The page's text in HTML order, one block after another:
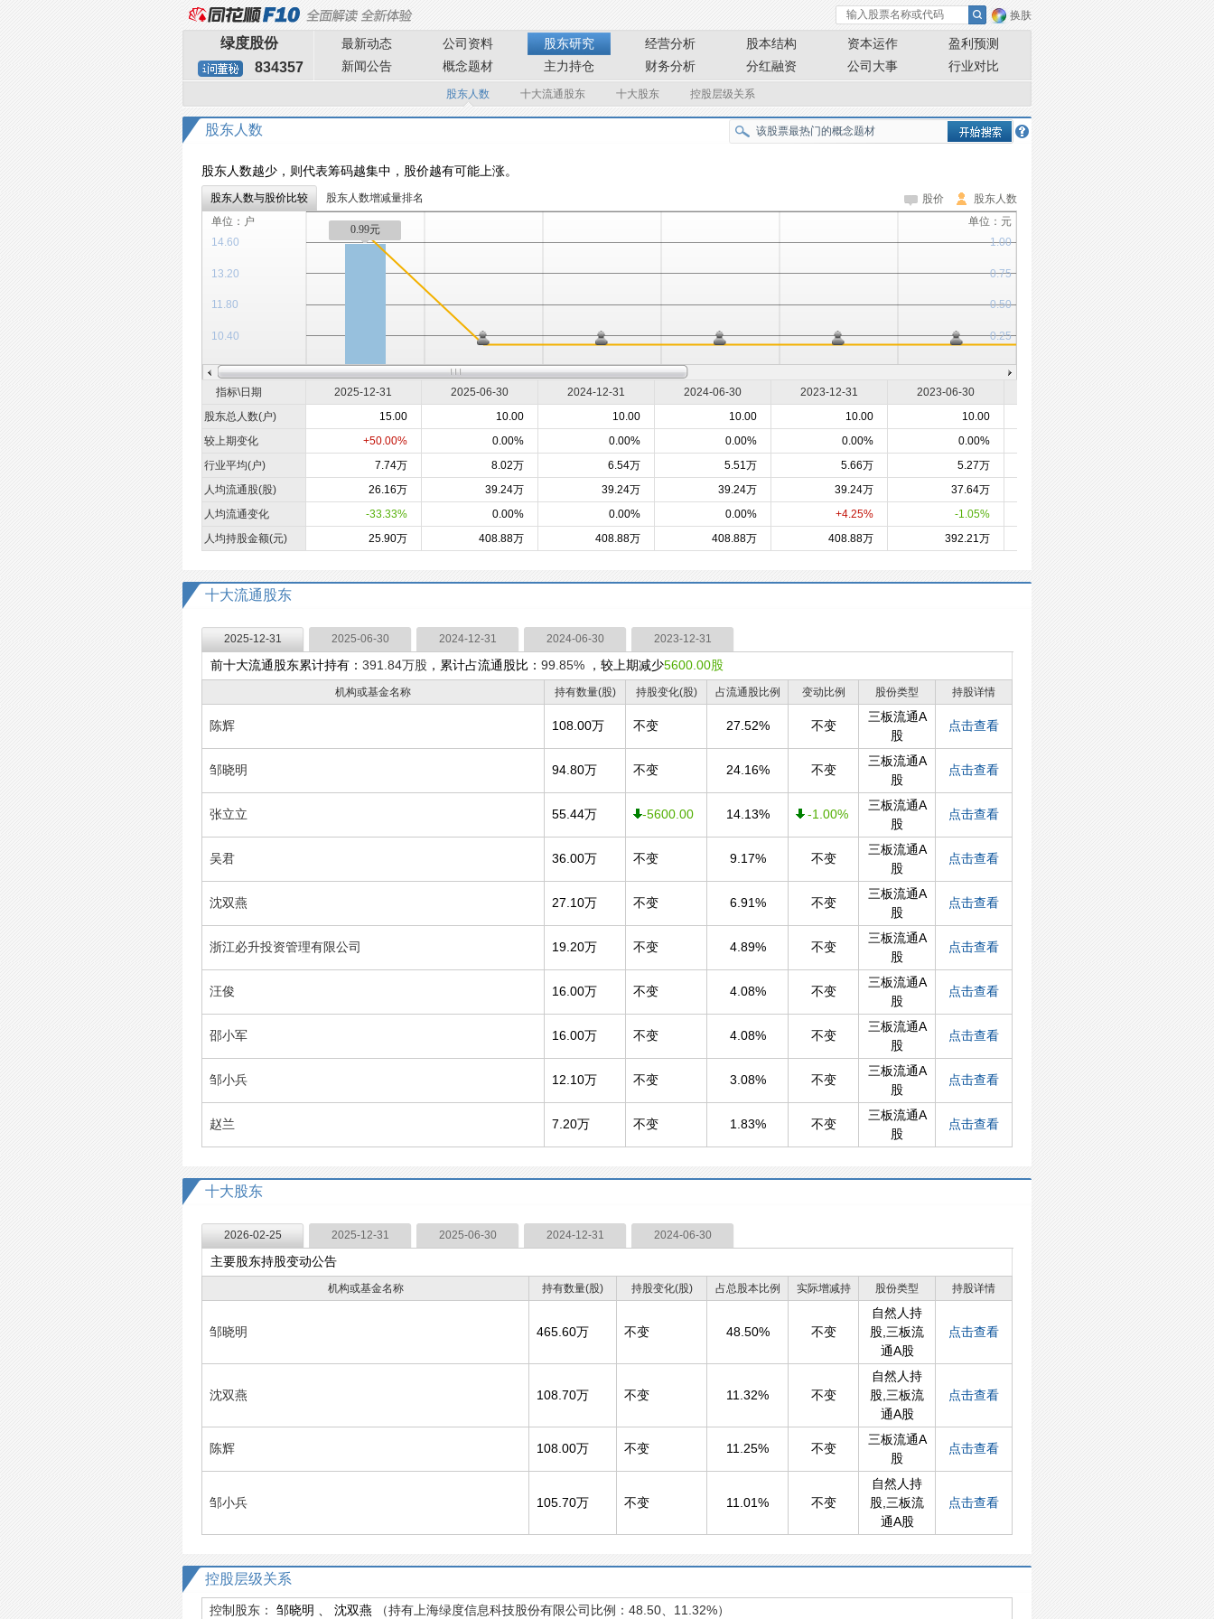
换肤
绿度股份
834357
最新动态 公司资料 股东研究 经营分析 股本结构 资本运作
盈利预测
新闻公告
概念题材 主力持仓 财务分析 分红融资 公司大事 行业对比
股东人数 十大流通股东 十大股东 控股层级关系
股东人数
股东人数越少，则代表筹码越集中，股价越有可能上涨。
股东人数与股价比较 股东人数增减量排名 股价
股东人数
单位：元
单位：户
0.25
0.50
0.75
1.00
10.40
11.80
13.20
14.60
0.99元
指标\日期
股东总人数(户)
较上期变化
行业平均(户)
人均流通股(股)
人均流通变化
人均持股金额(元)
2025-12-31 2025-06-30 2024-12-31 2024-06-30 2023-12-31 2023-06-30
15.00
10.00 10.00 10.00 10.00 10.00
+50.00%
0.00% 0.00% 0.00% 0.00% 0.00%
7.74万
8.02万 6.54万 5.51万 5.66万 5.27万
26.16万
39.24万 39.24万 39.24万 39.24万 37.64万
-33.33%
0.00% 0.00% 0.00% +4.25% -1.05%
25.90万
408.88万 408.88万 408.88万 408.88万 392.21万
十大流通股东
2025-12-31 2025-06-30 2024-12-31 2024-06-30 2023-12-31
前十大流通股东累计持有： 391.84万股 ，累计占流通股比： 99.85% ，较上期减少5600.00股
机构或基金名称 持有数量(股) 持股变化(股) 占流通股比例 变动比例 股份类型 持股详情
陈辉 108.00万 不变 27.52% 不变
三板流通A
股
点击查看
邹晓明 94.80万 不变 24.16% 不变
三板流通A
股
点击查看
张立立 55.44万 -5600.00 14.13% -1.00%
三板流通A
股
点击查看
吴君 36.00万 不变 9.17% 不变
三板流通A
股
点击查看
沈双燕 27.10万 不变 6.91% 不变
三板流通A
股
点击查看
浙江必升投资管理有限公司 19.20万 不变 4.89% 不变
三板流通A
股
点击查看
汪俊 16.00万 不变 4.08% 不变
三板流通A
股
点击查看
邵小军 16.00万 不变 4.08% 不变
三板流通A
股
点击查看
邹小兵 12.10万 不变 3.08% 不变
三板流通A
股
点击查看
赵兰 7.20万 不变 1.83% 不变
三板流通A
股
点击查看
十大股东
2026-02-25 2025-12-31 2025-06-30 2024-12-31 2024-06-30
主要股东持股变动公告
机构或基金名称 持有数量(股) 持股变化(股) 占总股本比例 实际增减持 股份类型 持股详情
邹晓明 465.60万 不变 48.50% 不变
自然人持
股,三板流
通A股
点击查看
沈双燕 108.70万 不变 11.32% 不变
自然人持
股,三板流
通A股
点击查看
陈辉 108.00万 不变 11.25% 不变
三板流通A
股
点击查看
邹小兵 105.70万 不变 11.01% 不变
自然人持
股,三板流
通A股
点击查看
控股层级关系
控制股东： 邹晓明 沈双燕 （持有上海绿度信息科技股份有限公司比例：48.50、11.32%）